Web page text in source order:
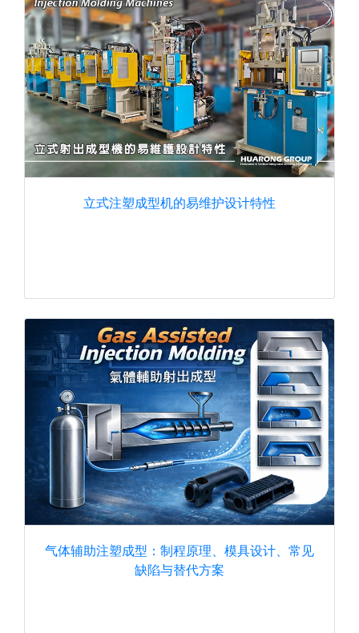
立式注塑成型机的易维护设计特性
气体辅助注塑成型：制程原理、模具设计、常见
缺陷与替代方案